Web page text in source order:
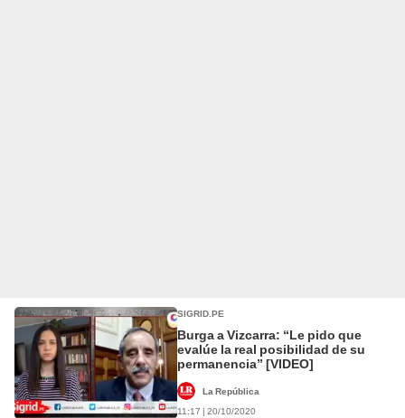
SIGRID.PE
Burga a Vizcarra: “Le pido que
evalúe la real posibilidad de su
permanencia” [VIDEO]
La República
11:17 | 20/10/2020